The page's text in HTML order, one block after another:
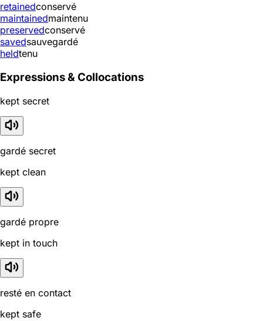
retainedconservé
maintainedmaintenu
preservedconservé
savedsauvegardé
heldtenu
Expressions & Collocations
kept secret
gardé secret
kept clean
gardé propre
kept in touch
resté en contact
kept safe